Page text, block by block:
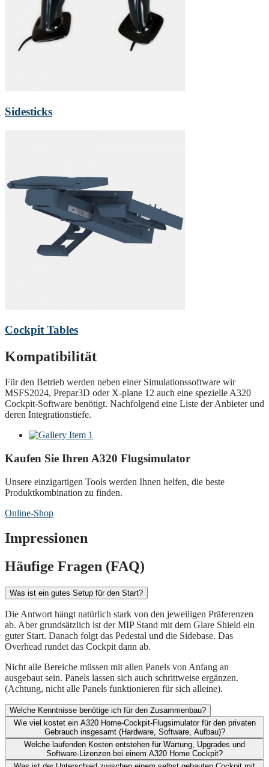
Sidesticks
Cockpit Tables
Kompatibilität
Für den Betrieb werden neben einer Simulationssoftware wir
MSFS2024, Prepar3D oder X-plane 12 auch eine spezielle A320
Cockpit-Software benötigt. Nachfolgend eine Liste der Anbieter und
deren Integrationstiefe.
Kaufen Sie Ihren A320 Flugsimulator
Unsere einzigartigen Tools werden Ihnen helfen, die beste
Produktkombination zu finden.
Online-Shop
Impressionen
Häufige Fragen (FAQ)
Was ist ein gutes Setup für den Start?
Die Antwort hängt natürlich stark von den jeweiligen Präferenzen
ab. Aber grundsätzlich ist der MIP Stand mit dem Glare Shield ein
guter Start. Danach folgt das Pedestal und die Sidebase. Das
Overhead rundet das Cockpit dann ab.
Nicht alle Bereiche müssen mit allen Panels von Anfang an
ausgebaut sein. Panels lassen sich auch schrittweise ergänzen.
(Achtung, nicht alle Panels funktionieren für sich alleine).
Welche Kenntnisse benötige ich für den Zusammenbau?
Wie viel kostet ein A320 Home-Cockpit-Flugsimulator für den privaten
Gebrauch insgesamt (Hardware, Software, Aufbau)?​
Welche laufenden Kosten entstehen für Wartung, Upgrades und
Software-Lizenzen bei einem A320 Home Cockpit?​